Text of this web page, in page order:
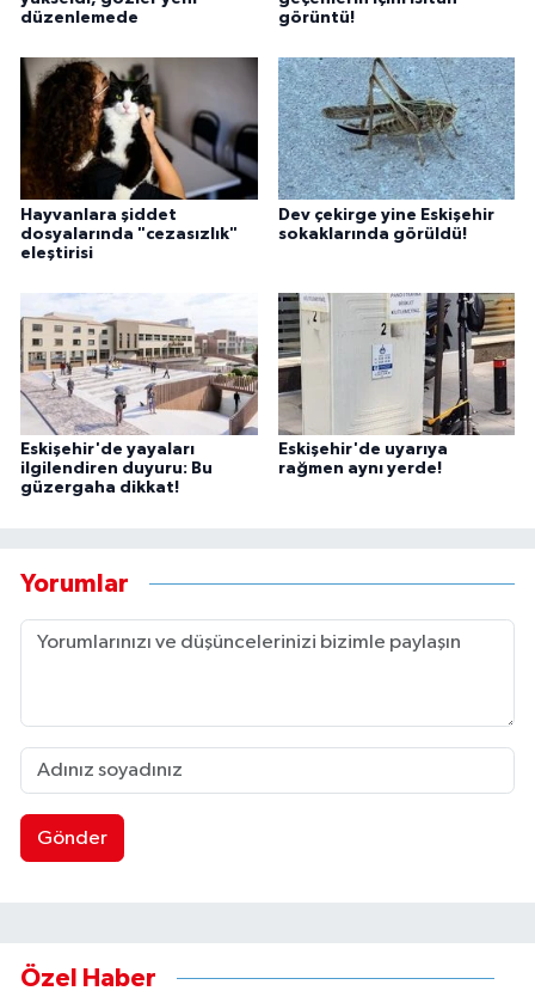
düzenlemede
görüntü!
Hayvanlara şiddet
dosyalarında "cezasızlık"
eleştirisi
Dev çekirge yine Eskişehir
sokaklarında görüldü!
Eskişehir'de yayaları
ilgilendiren duyuru: Bu
güzergaha dikkat!
Eskişehir'de uyarıya
rağmen aynı yerde!
Yorumlar
Gönder
Özel Haber